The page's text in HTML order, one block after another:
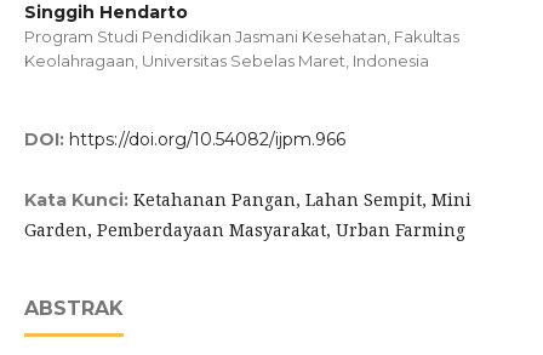
Singgih Hendarto
Program Studi Pendidikan Jasmani Kesehatan, Fakultas
Keolahragaan, Universitas Sebelas Maret, Indonesia
DOI: https://doi.org/10.54082/ijpm.966
Kata Kunci: Ketahanan Pangan, Lahan Sempit, Mini
Garden, Pemberdayaan Masyarakat, Urban Farming
ABSTRAK